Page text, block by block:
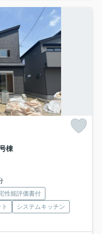
棟
性能評価書付
システムキッチン